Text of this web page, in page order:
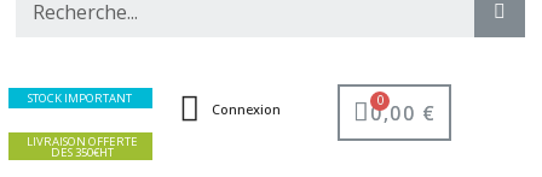
STOCK IMPORTANT
LIVRAISON OFFERTE
DES 350€HT
Connexion 0,00 €